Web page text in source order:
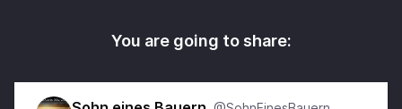
You are going to share: